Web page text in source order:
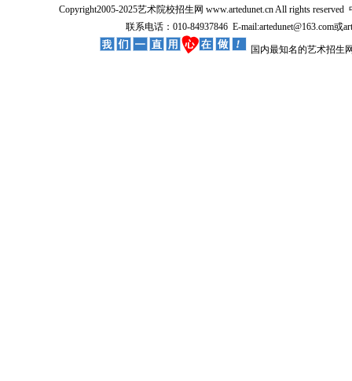
Copyright2005-2025艺术院校招生网 www.artedunet.cn All rights reserved
联系电话：010-84937846 E-mail:artedunet@163.com或
国内最知名的艺术招生